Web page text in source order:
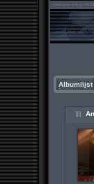
Albumlijst